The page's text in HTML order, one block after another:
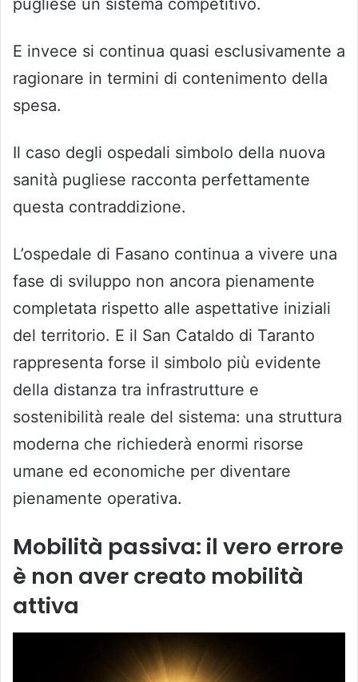
pugliese un sistema competitivo.
E invece si continua quasi esclusivamente a
ragionare in termini di contenimento della
spesa.
Il caso degli ospedali simbolo della nuova
sanità pugliese racconta perfettamente
questa contraddizione.
L’ospedale di Fasano continua a vivere una
fase di sviluppo non ancora pienamente
completata rispetto alle aspettative iniziali
del territorio. E il San Cataldo di Taranto
rappresenta forse il simbolo più evidente
della distanza tra infrastrutture e
sostenibilità reale del sistema: una struttura
moderna che richiederà enormi risorse
umane ed economiche per diventare
pienamente operativa.
Mobilità passiva: il vero errore
è non aver creato mobilità
attiva